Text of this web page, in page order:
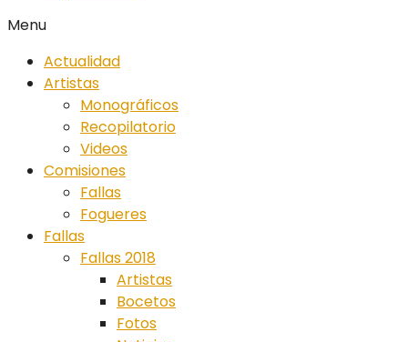
Menu
Actualidad
Artistas
Monográficos
Recopilatorio
Videos
Comisiones
Fallas
Fogueres
Fallas
Fallas 2018
Artistas
Bocetos
Fotos